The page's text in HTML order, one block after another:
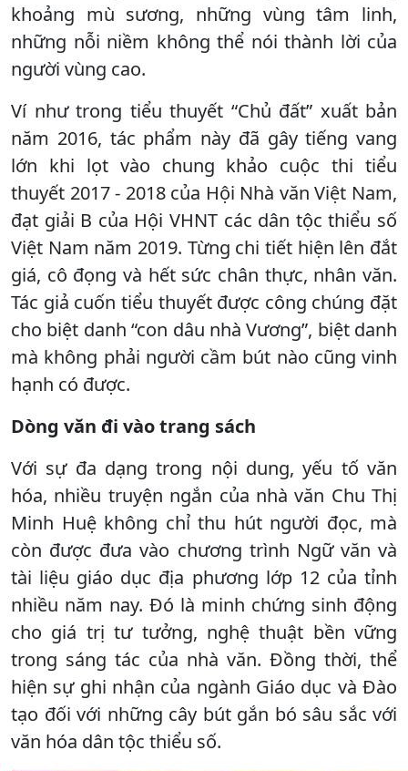
khoảng mù sương, những vùng tâm linh,
những nỗi niềm không thể nói thành lời của
người vùng cao.
Ví như trong tiểu thuyết “Chủ đất” xuất bản
năm 2016, tác phẩm này đã gây tiếng vang
lớn khi lọt vào chung khảo cuộc thi tiểu
thuyết 2017 - 2018 của Hội Nhà văn Việt Nam,
đạt giải B của Hội VHNT các dân tộc thiểu số
Việt Nam năm 2019. Từng chi tiết hiện lên đắt
giá, cô đọng và hết sức chân thực, nhân văn.
Tác giả cuốn tiểu thuyết được công chúng đặt
cho biệt danh “con dâu nhà Vương”, biệt danh
mà không phải người cầm bút nào cũng vinh
hạnh có được.
Dòng văn đi vào trang sách
Với sự đa dạng trong nội dung, yếu tố văn
hóa, nhiều truyện ngắn của nhà văn Chu Thị
Minh Huệ không chỉ thu hút người đọc, mà
còn được đưa vào chương trình Ngữ văn và
tài liệu giáo dục địa phương lớp 12 của tỉnh
nhiều năm nay. Đó là minh chứng sinh động
cho giá trị tư tưởng, nghệ thuật bền vững
trong sáng tác của nhà văn. Đồng thời, thể
hiện sự ghi nhận của ngành Giáo dục và Đào
tạo đối với những cây bút gắn bó sâu sắc với
văn hóa dân tộc thiểu số.